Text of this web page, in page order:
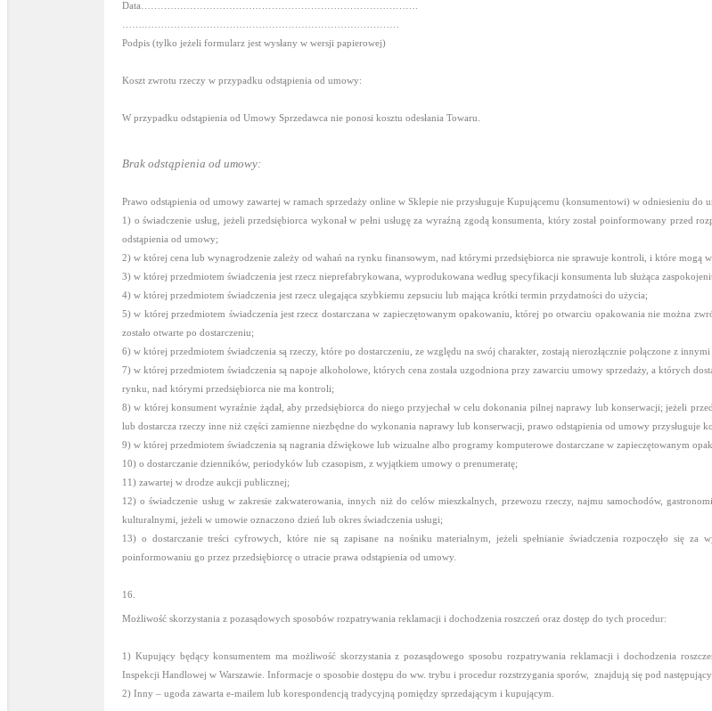
Data………………………………………………………………………….
…….……………………………………………………………………
Podpis (tylko jeżeli formularz jest wysłany w wersji papierowej)
Koszt zwrotu rzeczy w przypadku odstąpienia od umowy:
W przypadku odstąpienia od Umowy Sprzedawca nie ponosi kosztu odesłania Towaru.
Brak odstąpienia od umowy:
Prawo odstąpienia od umowy zawartej w ramach sprzedaży online w Sklepie nie przysługuje Kupującemu (konsumentowi) w odniesieniu do
1) o świadczenie usług, jeżeli przedsiębiorca wykonał w pełni usługę za wyraźną zgodą konsumenta, który został poinformowany przed
odstąpienia od umowy;
2) w której cena lub wynagrodzenie zależy od wahań na rynku finansowym, nad którymi przedsiębiorca nie sprawuje kontroli, i które mogą
3) w której przedmiotem świadczenia jest rzecz nieprefabrykowana, wyprodukowana według specyfikacji konsumenta lub służąca
4) w której przedmiotem świadczenia jest rzecz ulegająca szybkiemu zepsuciu lub mająca krótki termin przydatności do użycia;
5) w której przedmiotem świadczenia jest rzecz dostarczana w zapieczętowanym opakowaniu, której po otwarciu opakowania nie można
zostało otwarte po dostarczeniu;
6) w której przedmiotem świadczenia są rzeczy, które po dostarczeniu, ze względu na swój charakter, zostają nierozłącznie połączone z innymi
7) w której przedmiotem świadczenia są napoje alkoholowe, których cena została uzgodniona przy zawarciu umowy sprzedaży, a których
rynku, nad którymi przedsiębiorca nie ma kontroli;
8) w której konsument wyraźnie żądał, aby przedsiębiorca do niego przyjechał w celu dokonania pilnej naprawy lub konserwacji; jeżeli
lub dostarcza rzeczy inne niż części zamienne niezbędne do wykonania naprawy lub konserwacji, prawo odstąpienia od umowy przysługuje
9) w której przedmiotem świadczenia są nagrania dźwiękowe lub wizualne albo programy komputerowe dostarczane w zapieczętowanym
10) o dostarczanie dzienników, periodyków lub czasopism, z wyjątkiem umowy o prenumeratę;
11) zawartej w drodze aukcji publicznej;
12) o świadczenie usług w zakresie zakwaterowania, innych niż do celów mieszkalnych, przewozu rzeczy, najmu samochodów,
kulturalnymi, jeżeli w umowie oznaczono dzień lub okres świadczenia usługi;
13) o dostarczanie treści cyfrowych, które nie są zapisane na nośniku materialnym, jeżeli spełnianie świadczenia rozpoczęło się
poinformowaniu go przez przedsiębiorcę o utracie prawa odstąpienia od umowy.
16.
Możliwość skorzystania z pozasądowych sposobów rozpatrywania reklamacji i dochodzenia roszczeń oraz dostęp do tych procedur:
1) Kupujący będący konsumentem ma możliwość skorzystania z pozasądowego sposobu rozpatrywania reklamacji i dochodzenia
Inspekcji Handlowej w Warszawie. Informacje o sposobie dostępu do ww. trybu i procedur rozstrzygania sporów, znajdują się pod
2) Inny – ugoda zawarta e-mailem lub korespondencją tradycyjną pomiędzy sprzedającym i kupującym.